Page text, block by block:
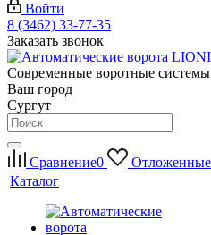
Войти
8 (3462) 33-77-35
Заказать звонок
Современные воротные системы
Ваш город
Сургут
Сравнение0 Отложенные
Каталог